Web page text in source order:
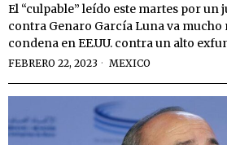
El “culpable” leído este martes por un
contra Genaro García Luna va mucho
condena en EE.UU. contra un alto
FEBRERO 22, 2023 MEXICO